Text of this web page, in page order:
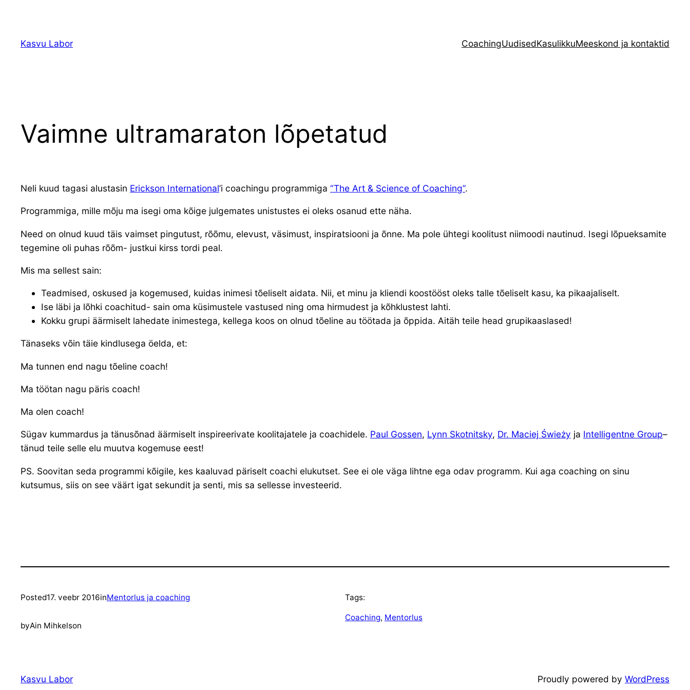
juurdeKasvu Labor CoachingUudisedKasulikkuMeeskond ja kontaktid
Vaimne ultramaraton lõpetatud
Neli kuud tagasi alustasin Erickson International’i coachingu programmiga “The Art & Science of Coaching”.
Programmiga, mille mõju ma isegi oma kõige julgemates unistustes ei oleks osanud ette näha.
Need on olnud kuud täis vaimset pingutust, rõõmu, elevust, väsimust, inspiratsiooni ja õnne. Ma pole ühtegi koolitust niimoodi nautinud. Isegi lõpueksamite
tegemine oli puhas rõõm- justkui kirss tordi peal.
Mis ma sellest sain:
Teadmised, oskused ja kogemused, kuidas inimesi tõeliselt aidata. Nii, et minu ja kliendi koostööst oleks talle tõeliselt kasu, ka pikaajaliselt.
Ise läbi ja lõhki coachitud- sain oma küsimustele vastused ning oma hirmudest ja kõhklustest lahti.
Kokku grupi äärmiselt lahedate inimestega, kellega koos on olnud tõeline au töötada ja õppida. Aitäh teile head grupikaaslased!
Tänaseks võin täie kindlusega öelda, et:
Ma tunnen end nagu tõeline coach!
Ma töötan nagu päris coach!
Ma olen coach!
Sügav kummardus ja tänusõnad äärmiselt inspireerivate koolitajatele ja coachidele. Paul Gossen, Lynn Skotnitsky, Dr. Maciej Świeży ja Intelligentne Group–
tänud teile selle elu muutva kogemuse eest!
PS. Soovitan seda programmi kõigile, kes kaaluvad päriselt coachi elukutset. See ei ole väga lihtne ega odav programm. Kui aga coaching on sinu
kutsumus, siis on see väärt igat sekundit ja senti, mis sa sellesse investeerid.
Posted17. veebr 2016inMentorlus ja coaching
byAin Mihkelson
Tags:
Coaching, Mentorlus
Kasvu Labor Proudly powered by WordPress